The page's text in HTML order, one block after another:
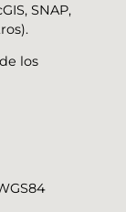
SNAP,
los